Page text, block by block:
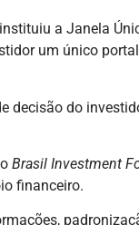
a Janela
um único
do
Brasil Investment
financeiro.